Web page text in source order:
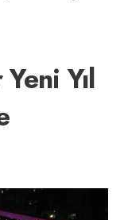
Yıl